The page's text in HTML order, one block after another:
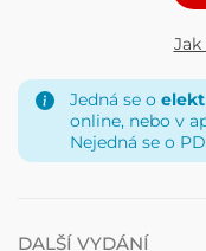
Jedná se o
online, nebo v
Nejedná se o
DALŠÍ VYDÁNÍ